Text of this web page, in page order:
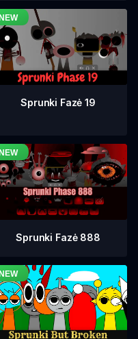
Sprunki Fazė 19
Sprunki Fazė 888